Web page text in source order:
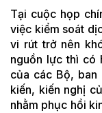
Tại cuộc họp
việc kiểm soát
vi rút trở nên
nguồn lực thì có
của các Bộ,
kiến, kiến nghị
nhằm phục hồi